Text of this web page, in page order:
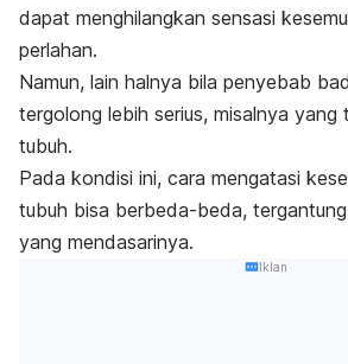
dapat menghilangkan sensasi
perlahan.
Namun, lain halnya bila penyebab
tergolong lebih serius, misalnya yang
tubuh.
Pada kondisi ini, cara mengatasi
tubuh bisa berbeda-beda,
yang mendasarinya.
Iklan